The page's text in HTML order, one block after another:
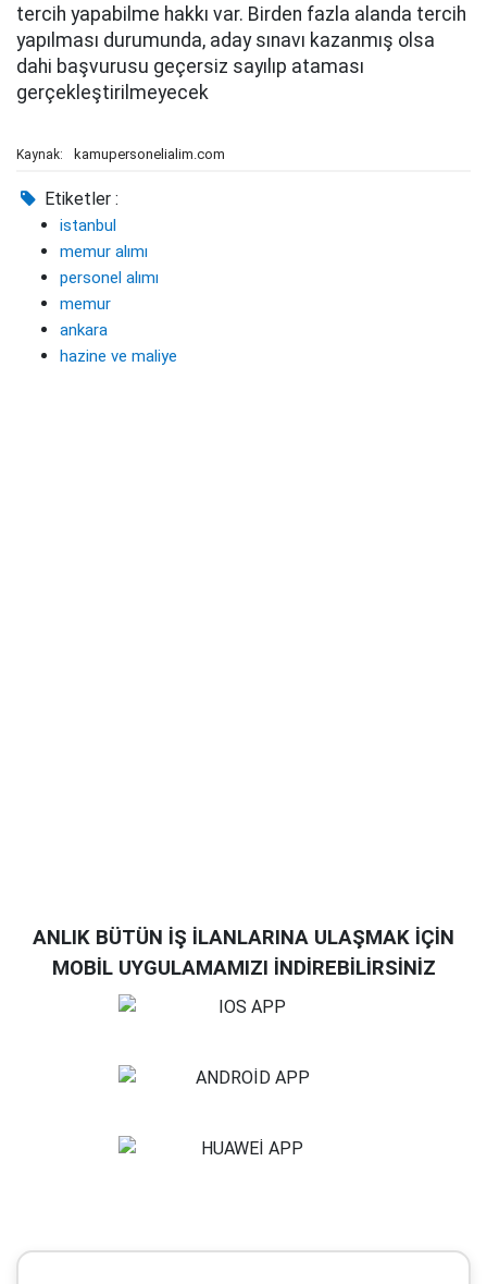
tercih yapabilme hakkı var. Birden fazla alanda tercih
yapılması durumunda, aday sınavı kazanmış olsa
dahi başvurusu geçersiz sayılıp ataması
gerçekleştirilmeyecek
Kaynak: kamupersonelialim.com
Etiketler :
istanbul
memur alımı
personel alımı
memur
ankara
hazine ve maliye
ANLIK BÜTÜN İŞ İLANLARINA ULAŞMAK İÇİN
MOBİL UYGULAMAMIZI İNDİREBİLİRSİNİZ